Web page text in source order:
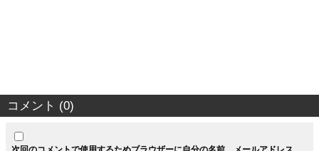
コメント (0)